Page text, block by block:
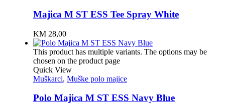
Majica M ST ESS Tee Spray White
KM28,00
This product has multiple variants. The options may be
chosen on the product page
Quick View
Muškarci, Muške polo majice
Polo Majica M ST ESS Navy Blue